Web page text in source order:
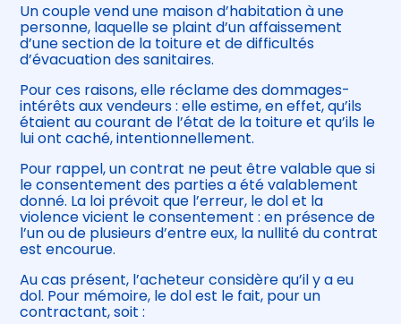
Un couple vend une maison d’habitation à une
personne, laquelle se plaint d’un affaissement
d’une section de la toiture et de difficultés
d’évacuation des sanitaires.
Pour ces raisons, elle réclame des dommages-
intérêts aux vendeurs : elle estime, en effet, qu’ils
étaient au courant de l’état de la toiture et qu’ils le
lui ont caché, intentionnellement.
Pour rappel, un contrat ne peut être valable que si
le consentement des parties a été valablement
donné. La loi prévoit que l’erreur, le dol et la
violence vicient le consentement : en présence de
l’un ou de plusieurs d’entre eux, la nullité du contrat
est encourue.
Au cas présent, l’acheteur considère qu’il y a eu
dol. Pour mémoire, le dol est le fait, pour un
contractant, soit :